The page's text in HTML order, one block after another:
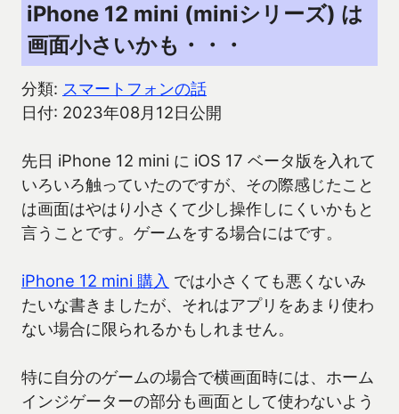
iPhone 12 mini (miniシリーズ) は
画面小さいかも・・・
分類: スマートフォンの話
日付: 2023年08月12日公開
先日 iPhone 12 mini に iOS 17 ベータ版を入れて
いろいろ触っていたのですが、その際感じたこと
は画面はやはり小さくて少し操作しにくいかもと
言うことです。ゲームをする場合にはです。
iPhone 12 mini 購入 では小さくても悪くないみ
たいな書きましたが、それはアプリをあまり使わ
ない場合に限られるかもしれません。
特に自分のゲームの場合で横画面時には、ホーム
インジゲーターの部分も画面として使わないよう